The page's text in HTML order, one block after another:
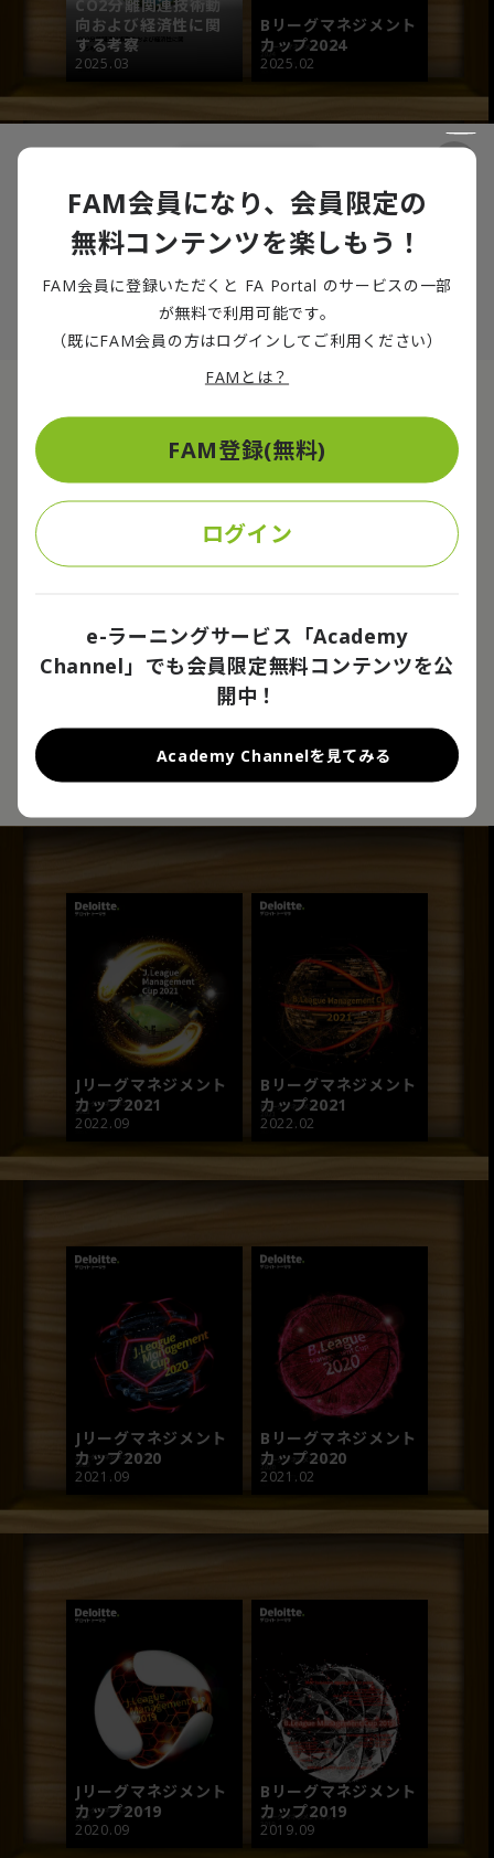
CO2分離関連技術動
向および経済性に関
する考察
2025.03
Bリーグマネジメント
カップ2024
2025.02
Jリーグマネジメント
2024.09
Bリーグマネジメント
2024.02
Jリーグマネジメント
カップ2022
Bリーグマネジメント
カップ2022
Jリーグマネジメント
カップ2021
2022.09
Bリーグマネジメント
カップ2021
2022.02
Jリーグマネジメント
カップ2020
2021.09
Bリーグマネジメント
カップ2020
2021.02
Jリーグマネジメント
カップ2019
2020.09
Bリーグマネジメント
カップ2019
2019.09
Bリーグマネジメントカップ2025
『Bリーグ マネジメントカップ』とは、デロイト トーマツ グ
ループのスポーツビジネスグループが、公表された情報等を基
に第三者的立場でBリーグのビジネス的側面を数値化しランキ
ングしたものです。
2024年シーズンのB1は、東西の地区優勝クラブによる接戦の
末、宇都宮が3シーズンぶり3回目の優勝を果たし、大いに盛り
上がりを見せました。
強よりも、明確なコンセプトに基づくチーム編成に注力してい
る傾向が見られ、競技面でのさらなるレベルアップが感じられ
るシーズンでした。また、経営面でもアリーナの活用を前提と
ーツビジネスに不足していたホスピタリティメニューが徐々に
浸透してきました。来たる新たなリーグで大きく成長するため
の準備が着々と整いつつあります。
試読版レポートのダウンロードには
ログインが必要です
FAM会員登録
FAM会員になり、会員限定の
無料コンテンツを楽しもう！
FAM会員に登録いただくと FA Portal のサービスの一部
が無料で利用可能です。
（既にFAM会員の方はログインしてご利用ください）
FAMとは？
FAM登録(無料)
ログイン
e-ラーニングサービス「Academy
Channel」でも会員限定無料コンテンツを公
開中！
Academy Channelを見てみる